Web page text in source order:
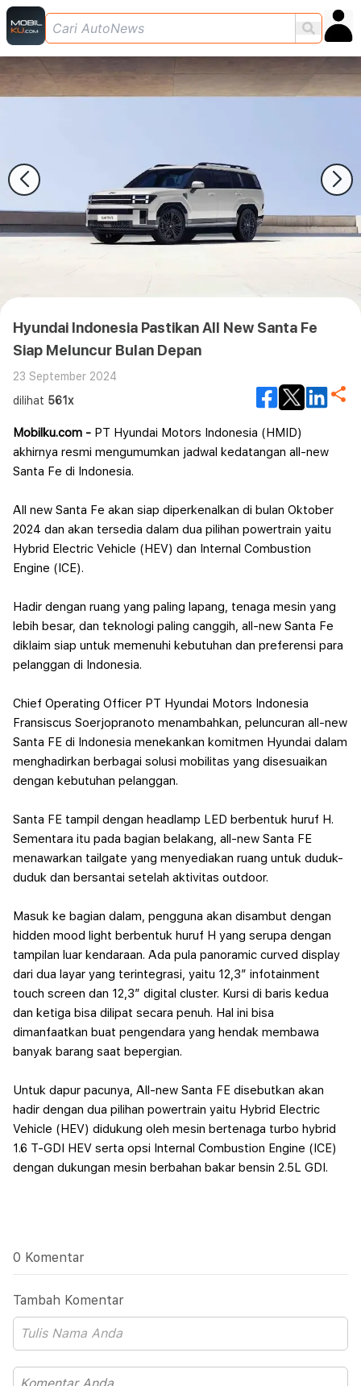
Hyundai Indonesia Pastikan All New Santa Fe
Siap Meluncur Bulan Depan
23 September 2024
dilihat 561x
Mobilku.com - PT Hyundai Motors Indonesia (HMID)
akhirnya resmi mengumumkan jadwal kedatangan all-new
Santa Fe di Indonesia.
All new Santa Fe akan siap diperkenalkan di bulan Oktober
2024 dan akan tersedia dalam dua pilihan powertrain yaitu
Hybrid Electric Vehicle (HEV) dan Internal Combustion
Engine (ICE).
Hadir dengan ruang yang paling lapang, tenaga mesin yang
lebih besar, dan teknologi paling canggih, all-new Santa Fe
diklaim siap untuk memenuhi kebutuhan dan preferensi para
pelanggan di Indonesia.
Chief Operating Officer PT Hyundai Motors Indonesia
Fransiscus Soerjopranoto menambahkan, peluncuran all-new
Santa FE di Indonesia menekankan komitmen Hyundai dalam
menghadirkan berbagai solusi mobilitas yang disesuaikan
dengan kebutuhan pelanggan.
Santa FE tampil dengan headlamp LED berbentuk huruf H.
Sementara itu pada bagian belakang, all-new Santa FE
menawarkan tailgate yang menyediakan ruang untuk duduk-
duduk dan bersantai setelah aktivitas outdoor.
Masuk ke bagian dalam, pengguna akan disambut dengan
hidden mood light berbentuk huruf H yang serupa dengan
tampilan luar kendaraan. Ada pula panoramic curved display
dari dua layar yang terintegrasi, yaitu 12,3” infotainment
touch screen dan 12,3” digital cluster. Kursi di baris kedua
dan ketiga bisa dilipat secara penuh. Hal ini bisa
dimanfaatkan buat pengendara yang hendak membawa
banyak barang saat bepergian.
Untuk dapur pacunya, All-new Santa FE disebutkan akan
hadir dengan dua pilihan powertrain yaitu Hybrid Electric
Vehicle (HEV) didukung oleh mesin bertenaga turbo hybrid
1.6 T-GDI HEV serta opsi Internal Combustion Engine (ICE)
dengan dukungan mesin berbahan bakar bensin 2.5L GDI.
0 Komentar
Tambah Komentar